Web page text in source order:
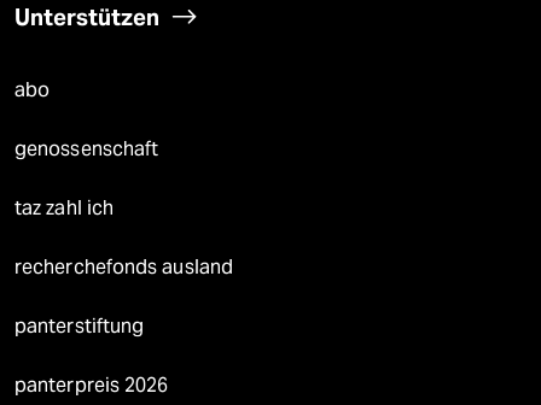
Unterstützen
abo
genossenschaft
taz zahl ich
recherchefonds ausland
panterstiftung
panterpreis 2026